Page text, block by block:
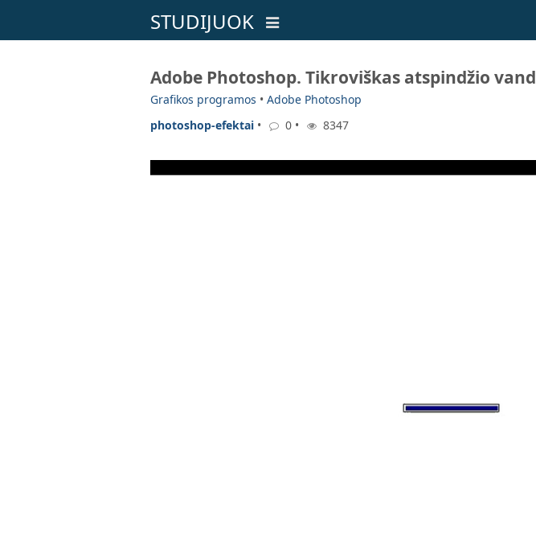
STUDIJUOK
Adobe Photoshop. Tikroviškas atspindžio
Grafikos programos • Adobe Photoshop
photoshop-efektai • 0 • 8347